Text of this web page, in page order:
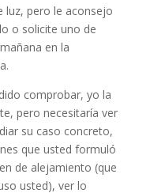
luz, pero le aconsejo
o solicite uno de
en la
comprobar, yo la
pero necesitaría ver
su caso concreto,
que usted formuló
de alejamiento (que
usted), ver lo